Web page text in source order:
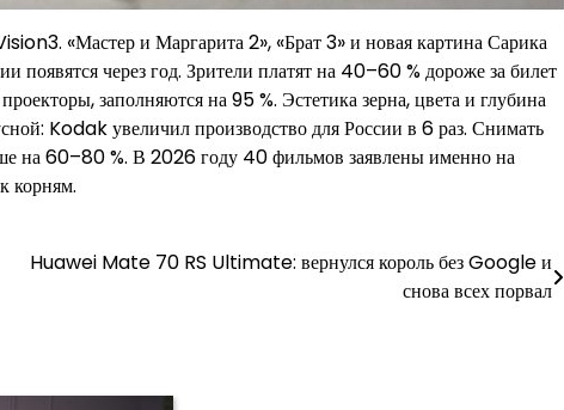
«Мастер и Маргарита 2», «Брат 3» и новая картина Сарика
через год. Зрители платят на 40–60 % дороже за билет
заполняются на 95 %. Эстетика зерна, цвета и глубина
Kodak увеличил производство для России в 6 раз. Снимать
на 60–80 %. В 2026 году 40 фильмов заявлены именно на
корням.
Huawei Mate 70 RS Ultimate: вернулся король без Google и
снова всех порвал